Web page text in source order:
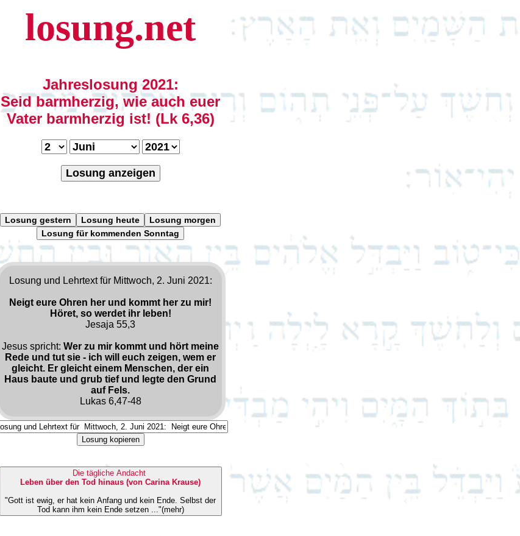
losung.net
Jahreslosung 2021:
Seid barmherzig, wie auch euer
Vater barmherzig ist! (Lk 6,36)
Losung anzeigen
Losung gestern Losung heute
Losung morgen
Losung für kommenden Sonntag
Losung und Lehrtext für Mittwoch, 2. Juni 2021:
Neigt eure Ohren her und kommt her zu mir!
Höret, so werdet ihr leben!
Jesaja 55,3
Jesus spricht: Wer zu mir kommt und hört meine
Rede und tut sie - ich will euch zeigen, wem er
gleicht. Er gleicht einem Menschen, der ein
Haus baute und grub tief und legte den Grund
auf Fels.
Lukas 6,47-48
Losung kopieren
Die tägliche Andacht
Leben über den Tod hinaus (von Carina Krause)
"Gott ist ewig, er hat kein Anfang und kein Ende. Selbst der
Tod kann ihm kein Ende setzen ..."(mehr)